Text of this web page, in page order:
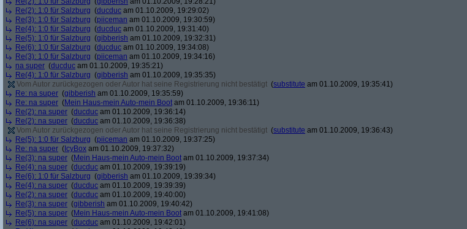
Re(2): 1:0 für Salzburg (ducduc am 01.10.2009, 19:29:02)
Re(3): 1:0 für Salzburg (piiceman am 01.10.2009, 19:30:59)
Re(4): 1:0 für Salzburg (ducduc am 01.10.2009, 19:31:40)
Re(5): 1:0 für Salzburg (gibberish am 01.10.2009, 19:32:31)
Re(6): 1:0 für Salzburg (ducduc am 01.10.2009, 19:34:08)
Re(3): 1:0 für Salzburg (piiceman am 01.10.2009, 19:34:16)
na super (ducduc am 01.10.2009, 19:35:21)
Re(4): 1:0 für Salzburg (gibberish am 01.10.2009, 19:35:35)
Vom Autor zurückgezogen oder Autor hat seine Registrierung nicht bestätigt (substitute am 01.10.2009, 19:35:41)
Re: na super (gibberish am 01.10.2009, 19:35:59)
Re: na super (Mein Haus-mein Auto-mein Boot am 01.10.2009, 19:36:11)
Re(2): na super (ducduc am 01.10.2009, 19:36:14)
Re(2): na super (ducduc am 01.10.2009, 19:36:38)
Vom Autor zurückgezogen oder Autor hat seine Registrierung nicht bestätigt (substitute am 01.10.2009, 19:36:43)
Re(5): 1:0 für Salzburg (piiceman am 01.10.2009, 19:37:25)
Re: na super ( IcyBox am 01.10.2009, 19:37:32)
Re(3): na super (Mein Haus-mein Auto-mein Boot am 01.10.2009, 19:37:34)
Re(4): na super (ducduc am 01.10.2009, 19:39:19)
Re(6): 1:0 für Salzburg (gibberish am 01.10.2009, 19:39:34)
Re(4): na super (ducduc am 01.10.2009, 19:39:39)
Re(2): na super (ducduc am 01.10.2009, 19:40:00)
Re(3): na super (gibberish am 01.10.2009, 19:40:42)
Re(5): na super (Mein Haus-mein Auto-mein Boot am 01.10.2009, 19:41:08)
Re(6): na super (ducduc am 01.10.2009, 19:42:01)